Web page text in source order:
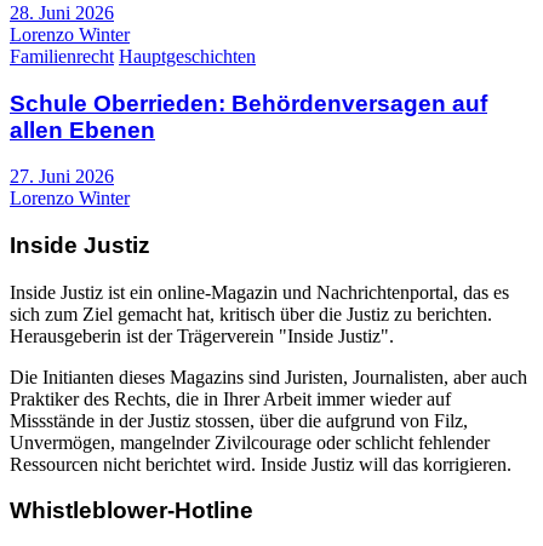
28. Juni 2026
Lorenzo Winter
Familienrecht Hauptgeschichten
Schule Oberrieden: Behördenversagen auf
allen Ebenen
27. Juni 2026
Lorenzo Winter
Inside Justiz
Inside Justiz ist ein online-Magazin und Nachrichtenportal, das es
sich zum Ziel gemacht hat, kritisch über die Justiz zu berichten.
Herausgeberin ist der Trägerverein "Inside Justiz".
Die Initianten dieses Magazins sind Juristen, Journalisten, aber auch
Praktiker des Rechts, die in Ihrer Arbeit immer wieder auf
Missstände in der Justiz stossen, über die aufgrund von Filz,
Unvermögen, mangelnder Zivilcourage oder schlicht fehlender
Ressourcen nicht berichtet wird. Inside Justiz will das korrigieren.
Whistleblower-Hotline